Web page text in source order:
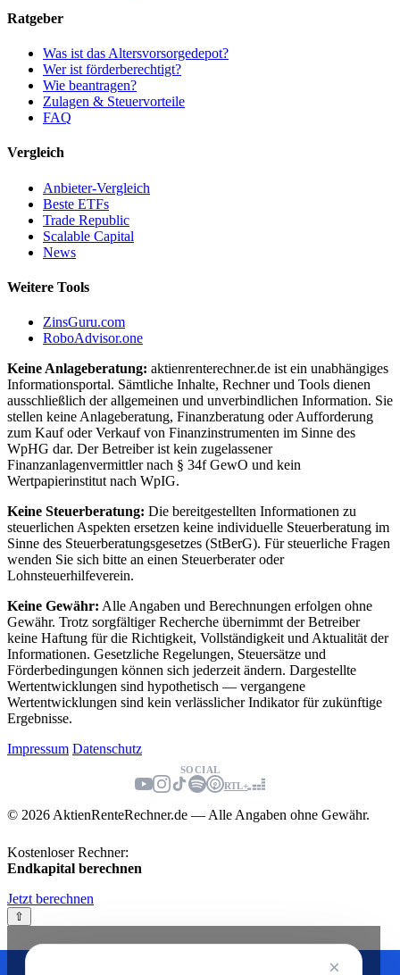
Ratgeber
Was ist das Altersvorsorgedepot?
Wer ist förderberechtigt?
Wie beantragen?
Zulagen & Steuervorteile
FAQ
Vergleich
Anbieter-Vergleich
Beste ETFs
Trade Republic
Scalable Capital
News
Weitere Tools
ZinsGuru.com
RoboAdvisor.one
Keine Anlageberatung: aktienrenterechner.de ist ein unabhängiges
Informationsportal. Sämtliche Inhalte, Rechner und Tools dienen
ausschließlich der allgemeinen und unverbindlichen Information. Sie
stellen keine Anlageberatung, Finanzberatung oder Aufforderung
zum Kauf oder Verkauf von Finanzinstrumenten im Sinne des
WpHG dar. Der Betreiber ist kein zugelassener
Finanzanlagenvermittler nach § 34f GewO und kein
Wertpapierinstitut nach WpIG.
Keine Steuerberatung: Die bereitgestellten Informationen zu
steuerlichen Aspekten ersetzen keine individuelle Steuerberatung im
Sinne des Steuerberatungsgesetzes (StBerG). Für steuerliche Fragen
wenden Sie sich bitte an einen Steuerberater oder
Lohnsteuerhilfeverein.
Keine Gewähr: Alle Angaben und Berechnungen erfolgen ohne
Gewähr. Trotz sorgfältiger Recherche übernimmt der Betreiber
keine Haftung für die Richtigkeit, Vollständigkeit und Aktualität der
Informationen. Gesetzliche Regelungen, Steuersätze und
Förderbedingungen können sich jederzeit ändern. Dargestellte
Wertentwicklungen sind hypothetisch — vergangene
Wertentwicklungen sind kein verlässlicher Indikator für zukünftige
Ergebnisse.
Impressum Datenschutz
SOCIAL
RTL+
© 2026 AktienRenteRechner.de — Alle Angaben ohne Gewähr.
Kostenloser Rechner:
Endkapital berechnen
Jetzt berechnen
⇧
×